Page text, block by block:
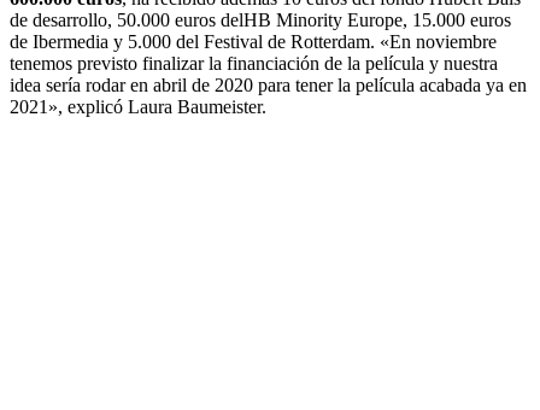
de desarrollo, 50.000 euros delHB Minority Europe, 15.000 euros
de Ibermedia y 5.000 del Festival de Rotterdam. «En noviembre
tenemos previsto finalizar la financiación de la película y nuestra
idea sería rodar en abril de 2020 para tener la película acabada ya en
2021», explicó Laura Baumeister.